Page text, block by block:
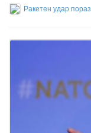
Ракетен удар